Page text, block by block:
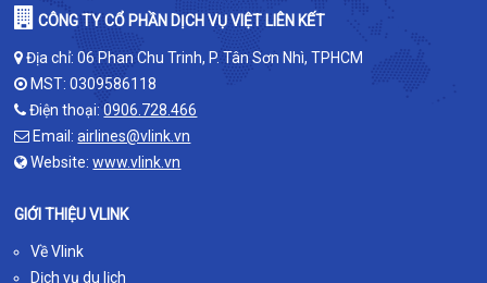
CÔNG TY CỔ PHẦN DỊCH VỤ VIỆT LIÊN KẾT
Địa chỉ: 06 Phan Chu Trinh, P. Tân Sơn Nhì, TPHCM
MST: 0309586118
Điện thoại:0906.728.466
Email:airlines@vlink.vn
Website:www.vlink.vn
GIỚI THIỆU VLINK
Về Vlink
Dịch vụ du lịch